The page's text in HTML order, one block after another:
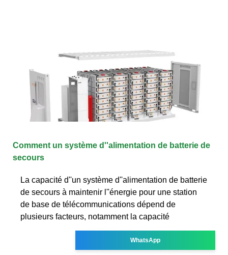
Comment un système d''alimentation de batterie de
secours
La capacité d''un système d''alimentation de batterie
de secours à maintenir l''énergie pour une station
de base de télécommunications dépend de
plusieurs facteurs, notamment la capacité
WhatsApp